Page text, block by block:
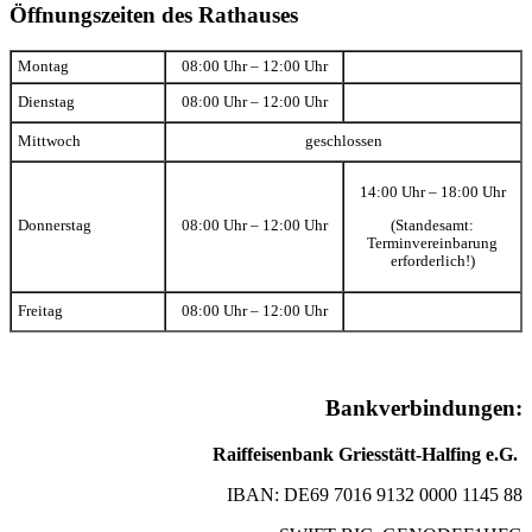
Öffnungszeiten des Rathauses
Montag 08:00 Uhr – 12:00 Uhr
Dienstag 08:00 Uhr – 12:00 Uhr
Mittwoch geschlossen
Donnerstag 08:00 Uhr – 12:00 Uhr
14:00 Uhr – 18:00 Uhr
(Standesamt:
Terminvereinbarung
erforderlich!)
Freitag 08:00 Uhr – 12:00 Uhr
Bankverbindungen:
Raiffeisenbank Griesstätt-Halfing e.G.
IBAN: DE69 7016 9132 0000 1145 88